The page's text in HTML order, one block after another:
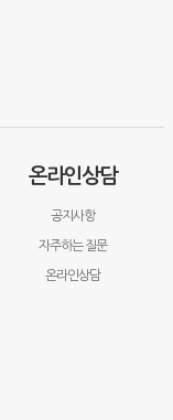
온라인상담
공지사항
자주하는 질문
온라인상담